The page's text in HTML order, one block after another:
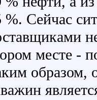
%. Сейчас
месте -
образом,